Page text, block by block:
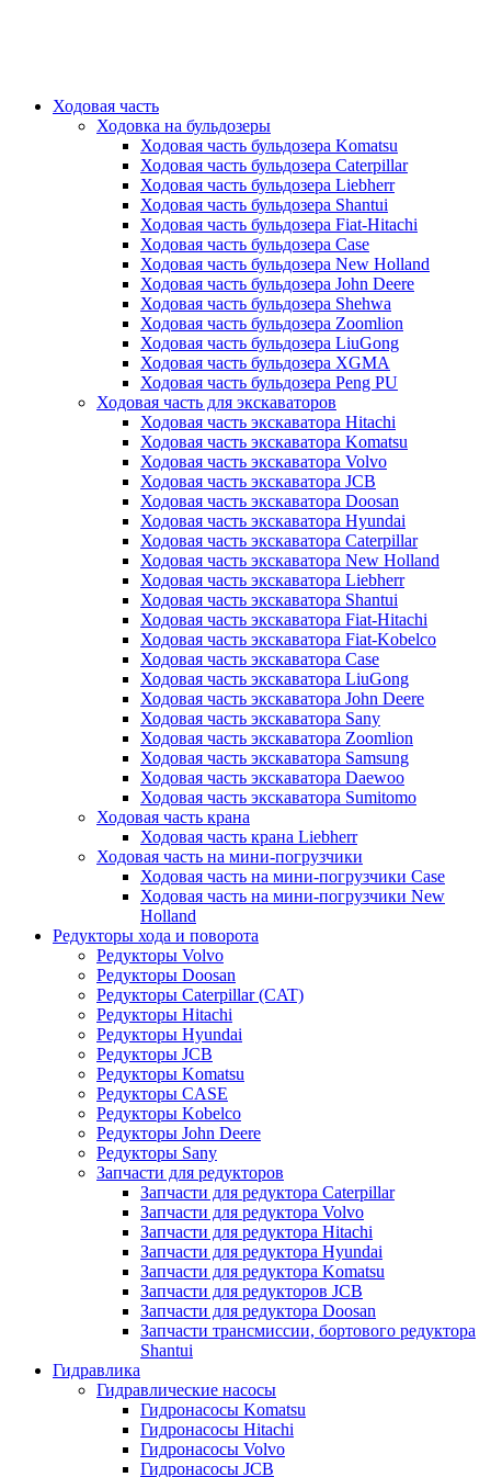
Ходовая часть
Ходовка на бульдозеры
Ходовая часть бульдозера Komatsu
Ходовая часть бульдозера Caterpillar
Ходовая часть бульдозера Liebherr
Ходовая часть бульдозера Shantui
Ходовая часть бульдозера Fiat-Hitachi
Ходовая часть бульдозера Case
Ходовая часть бульдозера New Holland
Ходовая часть бульдозера John Deere
Ходовая часть бульдозера Shehwa
Ходовая часть бульдозера Zoomlion
Ходовая часть бульдозера LiuGong
Ходовая часть бульдозера XGMA
Ходовая часть бульдозера Peng PU
Ходовая часть для экскаваторов
Ходовая часть экскаватора Hitachi
Ходовая часть экскаватора Komatsu
Ходовая часть экскаватора Volvo
Ходовая часть экскаватора JCB
Ходовая часть экскаватора Doosan
Ходовая часть экскаватора Hyundai
Ходовая часть экскаватора Caterpillar
Ходовая часть экскаватора New Holland
Ходовая часть экскаватора Liebherr
Ходовая часть экскаватора Shantui
Ходовая часть экскаватора Fiat-Hitachi
Ходовая часть экскаватора Fiat-Kobelco
Ходовая часть экскаватора Case
Ходовая часть экскаватора LiuGong
Ходовая часть экскаватора John Deere
Ходовая часть экскаватора Sany
Ходовая часть экскаватора Zoomlion
Ходовая часть экскаватора Samsung
Ходовая часть экскаватора Daewoo
Ходовая часть экскаватора Sumitomo
Ходовая часть крана
Ходовая часть крана Liebherr
Ходовая часть на мини-погрузчики
Ходовая часть на мини-погрузчики Case
Ходовая часть на мини-погрузчики New
Holland
Редукторы хода и поворота
Редукторы Volvo
Редукторы Doosan
Редукторы Caterpillar (CAT)
Редукторы Hitachi
Редукторы Hyundai
Редукторы JCB
Редукторы Komatsu
Редукторы CASE
Редукторы Kobelco
Редукторы John Deere
Редукторы Sany
Запчасти для редукторов
Запчасти для редуктора Caterpillar
Запчасти для редуктора Volvo
Запчасти для редуктора Hitachi
Запчасти для редуктора Hyundai
Запчасти для редуктора Komatsu
Запчасти для редукторов JCB
Запчасти для редуктора Doosan
Запчасти трансмиссии, бортового редуктора
Shantui
Гидравлика
Гидравлические насосы
Гидронасосы Komatsu
Гидронасосы Hitachi
Гидронасосы Volvo
Гидронасосы JCB